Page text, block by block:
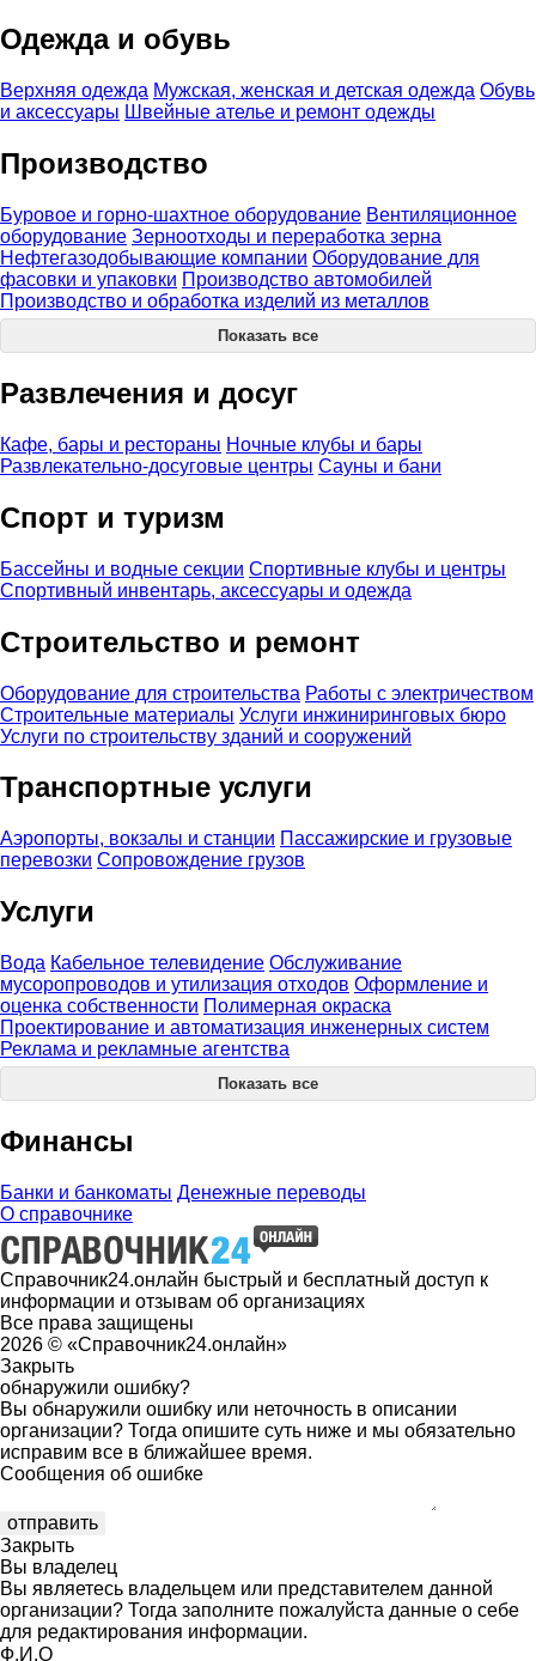
Одежда и обувь
Верхняя одежда Мужская, женская и детская одежда Обувь
и аксессуары Швейные ателье и ремонт одежды
Производство
Буровое и горно-шахтное оборудование Вентиляционное
оборудование Зерноотходы и переработка зерна
Нефтегазодобывающие компании Оборудование для
фасовки и упаковки Производство автомобилей
Производство и обработка изделий из металлов
Показать все
Развлечения и досуг
Кафе, бары и рестораны Ночные клубы и бары
Развлекательно-досуговые центры Сауны и бани
Спорт и туризм
Бассейны и водные секции Спортивные клубы и центры
Спортивный инвентарь, аксессуары и одежда
Строительство и ремонт
Оборудование для строительства Работы с электричеством
Строительные материалы Услуги инжиниринговых бюро
Услуги по строительству зданий и сооружений
Транспортные услуги
Аэропорты, вокзалы и станции Пассажирские и грузовые
перевозки Сопровождение грузов
Услуги
Вода Кабельное телевидение Обслуживание
мусоропроводов и утилизация отходов Оформление и
оценка собственности Полимерная окраска
Проектирование и автоматизация инженерных систем
Реклама и рекламные агентства
Показать все
Финансы
Банки и банкоматы Денежные переводы
О справочнике
Справочник24.онлайн быстрый и бесплатный доступ к
информации и отзывам об организациях
Все права защищены
2026 © «Справочник24.онлайн»
Закрыть
обнаружили ошибку?
Вы обнаружили ошибку или неточность в описании
организации? Тогда опишите суть ниже и мы обязательно
исправим все в ближайшее время.
Сообщения об ошибке
Закрыть
Вы владелец
Вы являетесь владельцем или представителем данной
организации? Тогда заполните пожалуйста данные о себе
для редактирования информации.
Ф.И.О